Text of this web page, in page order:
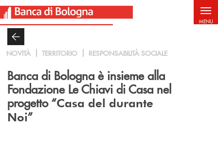
Salta al contenuto principale
MENU
NOVITÀ TERRITORIO RESPONSABILITÀ SOCIALE
Banca di Bologna è insieme alla
Fondazione Le Chiavi di Casa nel
progetto “Casa del durante
Noi”